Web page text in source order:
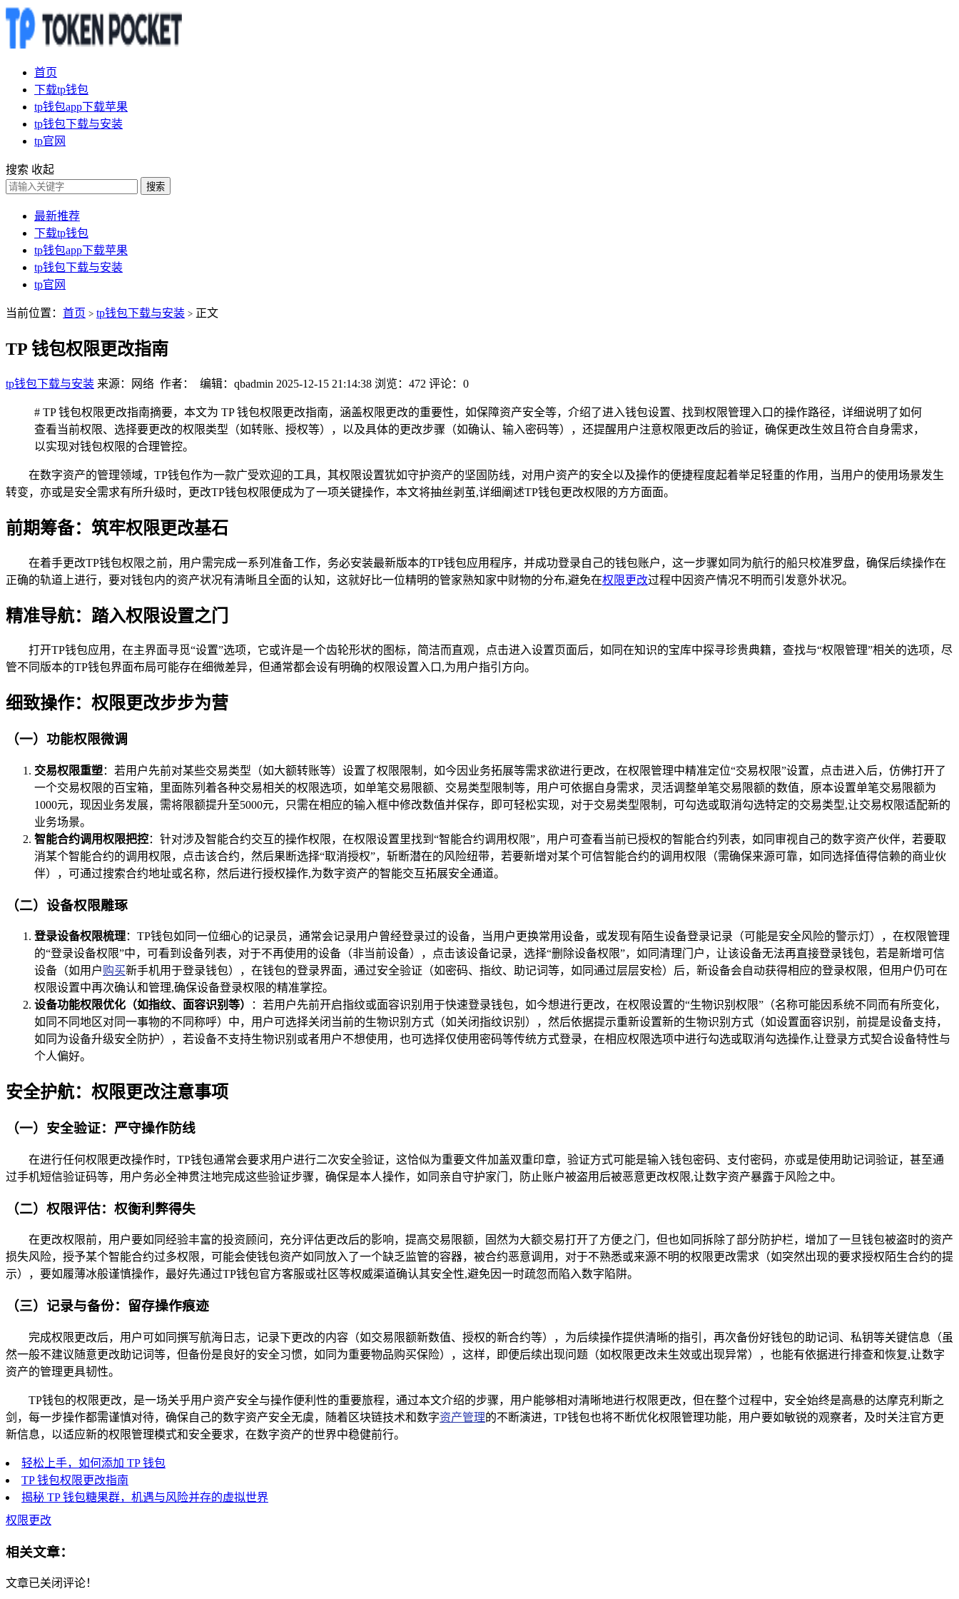
首页
下载tp钱包
tp钱包app下载苹果
tp钱包下载与安装
tp官网
搜索 收起
搜索
最新推荐
下载tp钱包
tp钱包app下载苹果
tp钱包下载与安装
tp官网
当前位置： 首页 > tp钱包下载与安装 > 正文
TP 钱包权限更改指南
tp钱包下载与安装 来源：网络 作者： 编辑：qbadmin 2025-12-15 21:14:38 浏览：472 评论：0
# TP 钱包权限更改指南摘要，本文为 TP 钱包权限更改指南，涵盖权限更改的重要性，如保障资产安全等，介绍了进入钱包设置、找到权限管理入口的操作路径，详细说明了如何
查看当前权限、选择要更改的权限类型（如转账、授权等），以及具体的更改步骤（如确认、输入密码等），还提醒用户注意权限更改后的验证，确保更改生效且符合自身需求，
以实现对钱包权限的合理管控。
在数字资产的管理领域，TP钱包作为一款广受欢迎的工具，其权限设置犹如守护资产的坚固防线，对用户资产的安全以及操作的便捷程度起着举足轻重的作用，当用户的使用场景发生
转变，亦或是安全需求有所升级时，更改TP钱包权限便成为了一项关键操作，本文将抽丝剥茧,详细阐述TP钱包更改权限的方方面面。
前期筹备：筑牢权限更改基石
在着手更改TP钱包权限之前，用户需完成一系列准备工作，务必安装最新版本的TP钱包应用程序，并成功登录自己的钱包账户，这一步骤如同为航行的船只校准罗盘，确保后续操作在
正确的轨道上进行，要对钱包内的资产状况有清晰且全面的认知，这就好比一位精明的管家熟知家中财物的分布,避免在权限更改过程中因资产情况不明而引发意外状况。
精准导航：踏入权限设置之门
打开TP钱包应用，在主界面寻觅“设置”选项，它或许是一个齿轮形状的图标，简洁而直观，点击进入设置页面后，如同在知识的宝库中探寻珍贵典籍，查找与“权限管理”相关的选项，尽
管不同版本的TP钱包界面布局可能存在细微差异，但通常都会设有明确的权限设置入口,为用户指引方向。
细致操作：权限更改步步为营
（一）功能权限微调
交易权限重塑：若用户先前对某些交易类型（如大额转账等）设置了权限限制，如今因业务拓展等需求欲进行更改，在权限管理中精准定位“交易权限”设置，点击进入后，仿佛打开了
一个交易权限的百宝箱，里面陈列着各种交易相关的权限选项，如单笔交易限额、交易类型限制等，用户可依据自身需求，灵活调整单笔交易限额的数值，原本设置单笔交易限额为
1000元，现因业务发展，需将限额提升至5000元，只需在相应的输入框中修改数值并保存，即可轻松实现，对于交易类型限制，可勾选或取消勾选特定的交易类型,让交易权限适配新的
业务场景。
智能合约调用权限把控：针对涉及智能合约交互的操作权限，在权限设置里找到“智能合约调用权限”，用户可查看当前已授权的智能合约列表，如同审视自己的数字资产伙伴，若要取
消某个智能合约的调用权限，点击该合约，然后果断选择“取消授权”，斩断潜在的风险纽带，若要新增对某个可信智能合约的调用权限（需确保来源可靠，如同选择值得信赖的商业伙
伴），可通过搜索合约地址或名称，然后进行授权操作,为数字资产的智能交互拓展安全通道。
（二）设备权限雕琢
登录设备权限梳理：TP钱包如同一位细心的记录员，通常会记录用户曾经登录过的设备，当用户更换常用设备，或发现有陌生设备登录记录（可能是安全风险的警示灯），在权限管理
的“登录设备权限”中，可看到设备列表，对于不再使用的设备（非当前设备），点击该设备记录，选择“删除设备权限”，如同清理门户，让该设备无法再直接登录钱包，若是新增可信
设备（如用户购买新手机用于登录钱包），在钱包的登录界面，通过安全验证（如密码、指纹、助记词等，如同通过层层安检）后，新设备会自动获得相应的登录权限，但用户仍可在
权限设置中再次确认和管理,确保设备登录权限的精准掌控。
设备功能权限优化（如指纹、面容识别等）
：若用户先前开启指纹或面容识别用于快速登录钱包，如今想进行更改，在权限设置的“生物识别权限”（名称可能因系统不同而有所变化，
如同不同地区对同一事物的不同称呼）中，用户可选择关闭当前的生物识别方式（如关闭指纹识别），然后依据提示重新设置新的生物识别方式（如设置面容识别，前提是设备支持，
如同为设备升级安全防护），若设备不支持生物识别或者用户不想使用，也可选择仅使用密码等传统方式登录，在相应权限选项中进行勾选或取消勾选操作,让登录方式契合设备特性与
个人偏好。
安全护航：权限更改注意事项
（一）安全验证：严守操作防线
在进行任何权限更改操作时，TP钱包通常会要求用户进行二次安全验证，这恰似为重要文件加盖双重印章，验证方式可能是输入钱包密码、支付密码，亦或是使用助记词验证，甚至通
过手机短信验证码等，用户务必全神贯注地完成这些验证步骤，确保是本人操作，如同亲自守护家门，防止账户被盗用后被恶意更改权限,让数字资产暴露于风险之中。
（二）权限评估：权衡利弊得失
在更改权限前，用户要如同经验丰富的投资顾问，充分评估更改后的影响，提高交易限额，固然为大额交易打开了方便之门，但也如同拆除了部分防护栏，增加了一旦钱包被盗时的资产
损失风险，授予某个智能合约过多权限，可能会使钱包资产如同放入了一个缺乏监管的容器，被合约恶意调用，对于不熟悉或来源不明的权限更改需求（如突然出现的要求授权陌生合约的提
示），要如履薄冰般谨慎操作，最好先通过TP钱包官方客服或社区等权威渠道确认其安全性,避免因一时疏忽而陷入数字陷阱。
（三）记录与备份：留存操作痕迹
完成权限更改后，用户可如同撰写航海日志，记录下更改的内容（如交易限额新数值、授权的新合约等），为后续操作提供清晰的指引，再次备份好钱包的助记词、私钥等关键信息（虽
然一般不建议随意更改助记词等，但备份是良好的安全习惯，如同为重要物品购买保险），这样，即便后续出现问题（如权限更改未生效或出现异常），也能有依据进行排查和恢复,让数字
资产的管理更具韧性。
TP钱包的权限更改，是一场关乎用户资产安全与操作便利性的重要旅程，通过本文介绍的步骤，用户能够相对清晰地进行权限更改，但在整个过程中，安全始终是高悬的达摩克利斯之
剑，每一步操作都需谨慎对待，确保自己的数字资产安全无虞，随着区块链技术和数字资产管理的不断演进，TP钱包也将不断优化权限管理功能，用户要如敏锐的观察者，及时关注官方更
新信息，以适应新的权限管理模式和安全要求，在数字资产的世界中稳健前行。
轻松上手，如何添加 TP 钱包
TP 钱包权限更改指南
揭秘 TP 钱包糖果群，机遇与风险并存的虚拟世界
权限更改
相关文章：
文章已关闭评论！